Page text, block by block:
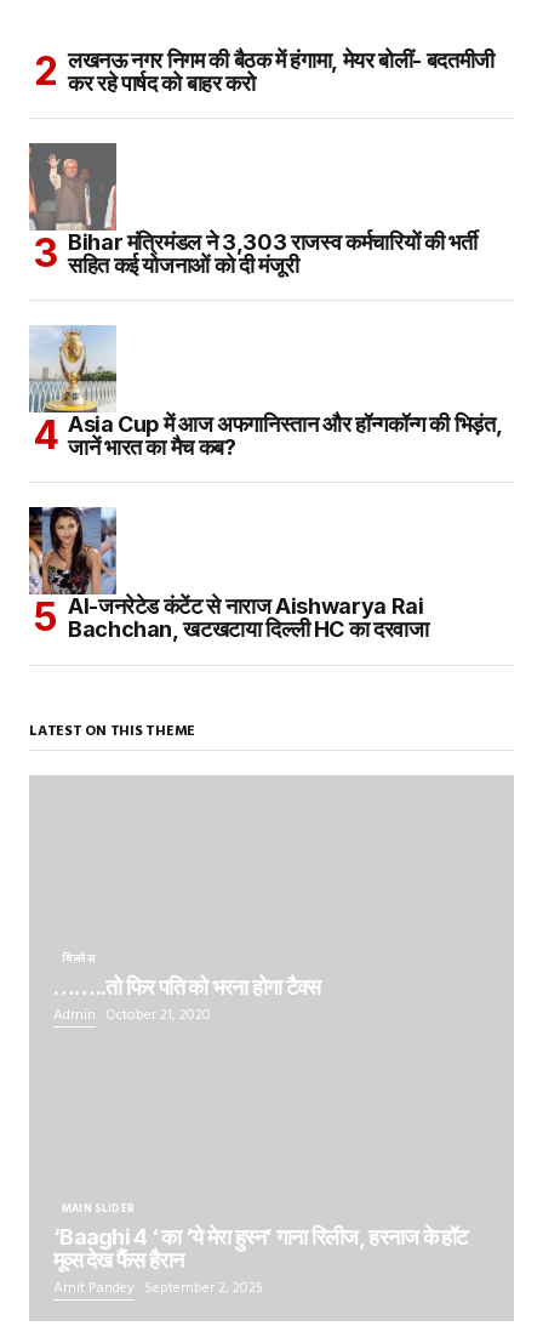
लखनऊ नगर निगम की बैठक में हंगामा, मेयर बोलीं- बदतमीजी
कर रहे पार्षद को बाहर करो
Bihar मंत्रिमंडल ने 3,303 राजस्व कर्मचारियों की भर्ती
सहित कई योजनाओं को दी मंजूरी
Asia Cup में आज अफगानिस्तान और हॉन्गकॉन्ग की भिड़ंत,
जानें भारत का मैच कब?
AI-जनरेटेड कंटेंट से नाराज Aishwarya Rai
Bachchan, खटखटाया दिल्ली HC का दरवाजा
LATEST ON THIS THEME
बिज़नेस
……..तो फिर पति को भरना होगा टैक्स
Admin October 21, 2020
MAIN SLIDER
‘Baaghi 4 ‘ का ‘ये मेरा हुस्न’ गाना रिलीज, हरनाज के हॉट
मूव्स देख फैंस हैरान
Amit Pandey September 2, 2025